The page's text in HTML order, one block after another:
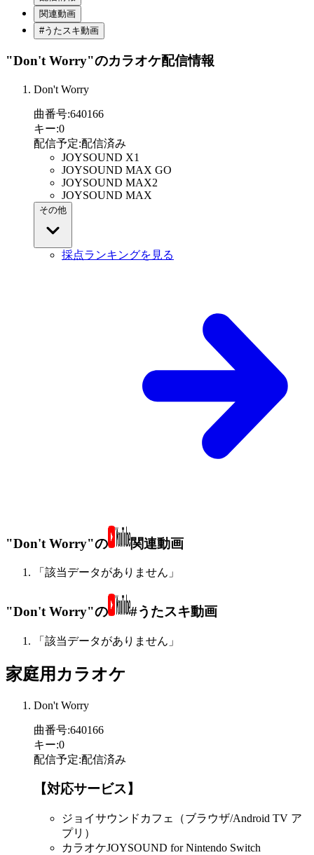
関連動画
#うたスキ動画
"Don't Worry"のカラオケ配信情報
Don't Worry
曲番号:640166
キー:0
配信予定:配信済み
JOYSOUND X1
JOYSOUND MAX GO
JOYSOUND MAX2
JOYSOUND MAX
その他
採点ランキングを見る
"Don't Worry"の 関連動画
「該当データがありません」
"Don't Worry"の #うたスキ動画
「該当データがありません」
家庭用カラオケ
Don't Worry
曲番号:640166
キー:0
配信予定:配信済み
【対応サービス】
ジョイサウンドカフェ（ブラウザ/Android TV ア
プリ）
カラオケJOYSOUND for Nintendo Switch